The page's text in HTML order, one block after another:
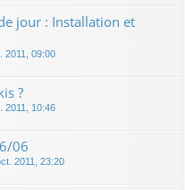
jour : Installation et
2011, 09:00
?
2011, 10:46
06
2011, 23:20